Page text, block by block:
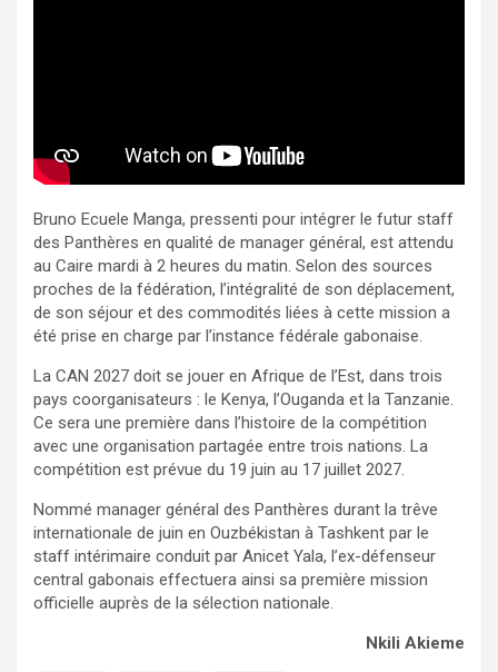
Bruno Ecuele Manga, pressenti pour intégrer le futur staff
des Panthères en qualité de manager général, est attendu
au Caire mardi à 2 heures du matin. Selon des sources
proches de la fédération, l’intégralité de son déplacement,
de son séjour et des commodités liées à cette mission a
été prise en charge par l’instance fédérale gabonaise.
La CAN 2027 doit se jouer en Afrique de l’Est, dans trois
pays coorganisateurs : le Kenya, l’Ouganda et la Tanzanie.
Ce sera une première dans l’histoire de la compétition
avec une organisation partagée entre trois nations. La
compétition est prévue du 19 juin au 17 juillet 2027.
Nommé manager général des Panthères durant la trêve
internationale de juin en Ouzbékistan à Tashkent par le
staff intérimaire conduit par Anicet Yala, l’ex-défenseur
central gabonais effectuera ainsi sa première mission
officielle auprès de la sélection nationale.
Nkili Akieme